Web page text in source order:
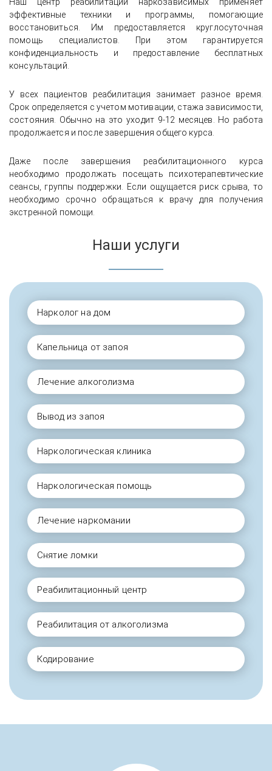
эффективные техники и программы, помогающие
восстановиться. Им предоставляется круглосуточная
помощь специалистов. При этом гарантируется
конфиденциальность и предоставление бесплатных
консультаций.
У всех пациентов реабилитация занимает разное время.
Срок определяется с учетом мотивации, стажа зависимости,
состояния. Обычно на это уходит 9-12 месяцев. Но работа
продолжается и после завершения общего курса.
Даже после завершения реабилитационного курса
необходимо продолжать посещать психотерапевтические
сеансы, группы поддержки. Если ощущается риск срыва, то
необходимо срочно обращаться к врачу для получения
экстренной помощи.
Наши услуги
Нарколог на дом
Капельница от запоя
Лечение алкоголизма
Вывод из запоя
Наркологическая клиника
Наркологическая помощь
Лечение наркомании
Снятие ломки
Реабилитационный центр
Реабилитация от алкоголизма
Кодирование